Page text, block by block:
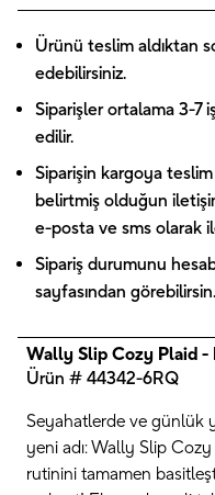
Ürünü teslim aldıktan
edebilirsiniz.
Siparişler ortalama 3-7
edilir.
Siparişin kargoya teslim
belirtmiş olduğun
e-posta ve sms olarak
Sipariş durumunu
sayfasından görebilirsin.
Wally Slip Cozy Plaid -
Ürün # 44342-6RQ
Seyahatlerde ve günlük
yeni adı: Wally Slip
rutinini tamamen